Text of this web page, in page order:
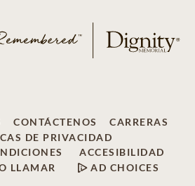
CONTÁCTENOS
CARRERAS
DE PRIVACIDAD
ACCESIBILIDAD
LLAMAR
AD CHOICES